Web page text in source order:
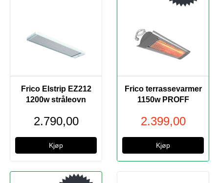
Frico Elstrip EZ212
1200w stråleovn
2.790,00
Frico terrassevarmer
1150w PROFF
2.399,00